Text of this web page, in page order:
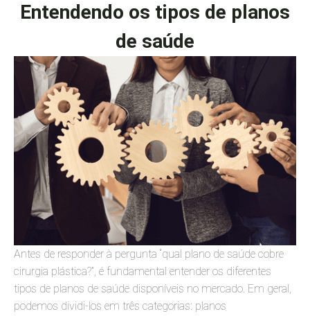
Entendendo os tipos de planos
de saúde
Antes de responder à pergunta “qual plano de saúde cobre
cirurgia plástica?”, é fundamental entender os diferentes
tipos de planos de saúde disponíveis no mercado. Em geral,
podemos dividi-los em três categorias: planos